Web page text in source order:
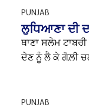
PUNJAB
ਲੁਧਿਆਣਾ ਦੀ
ਥਾਣਾ ਸਲੇਮ
ਦੇਣ ਨੂੰ ਲੈ ਕੇ ਗੋਲ਼ੀ
PUNJAB